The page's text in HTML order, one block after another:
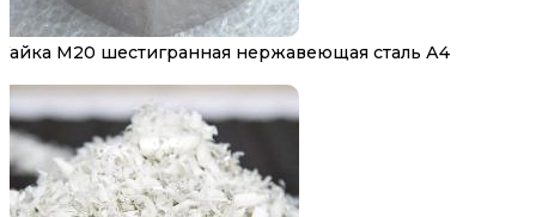
Гайка М20 шестигранная нержавеющая сталь А4